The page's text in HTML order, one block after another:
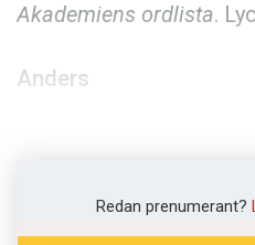
Akademiens ordlista.
Anders
Vad betyder
Redan prenumerant?